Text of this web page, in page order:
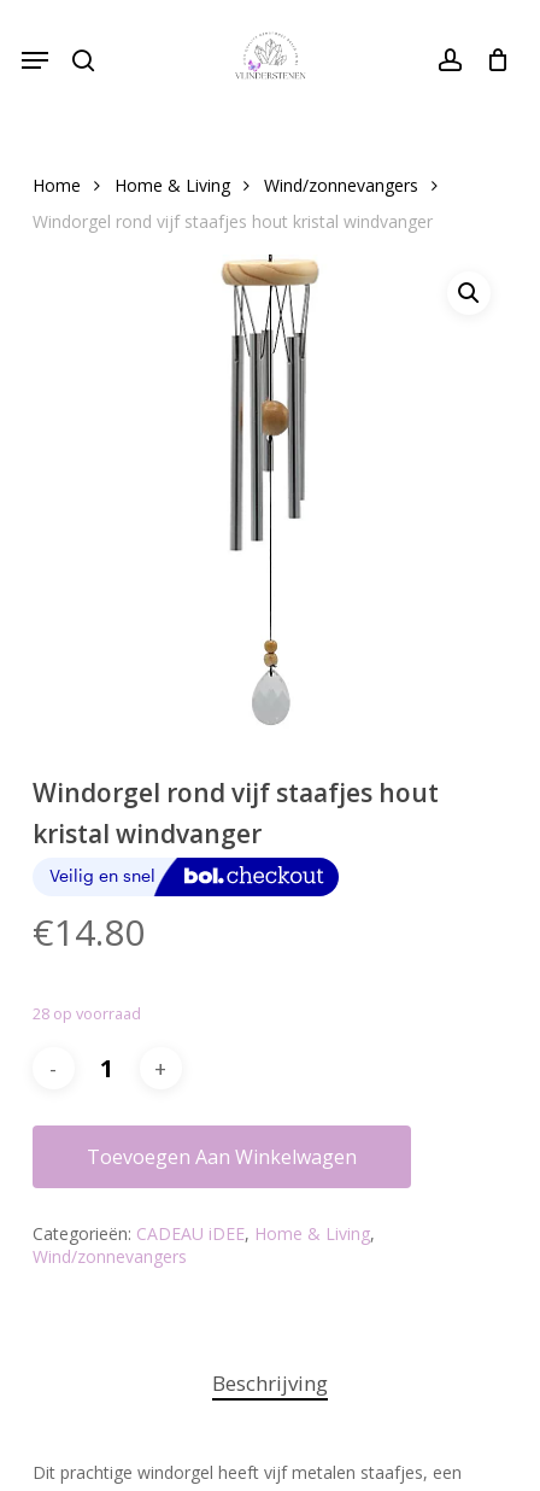
main
account
Menu Close
Cart
Home Home & Living
Wind/zonnevangers
Windorgel rond vijf staafjes hout kristal windvanger
Windorgel rond vijf staafjes hout
kristal windvanger
€14.80
28 op voorraad
Toevoegen Aan Winkelwagen
Categorieën: CADEAU iDEE, Home & Living,
Wind/zonnevangers
Beschrijving
Dit prachtige windorgel heeft vijf metalen staafjes, een